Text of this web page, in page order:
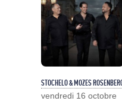
STOCHELO & MOZES
vendredi 16 octobre